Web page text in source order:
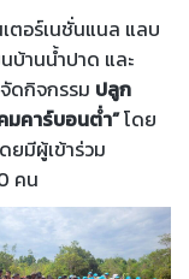
ตอร์เนชั่นแนล แลบ
บ้านน้ำปาด และ
ดกิจกรรม ปลูก
คาร์บอนต่ำ”โดย
มีผู้เข้าร่วม
คน